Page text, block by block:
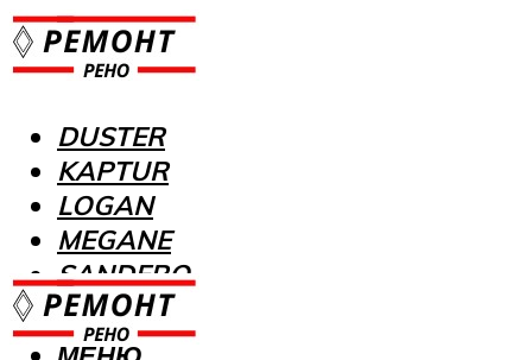
DUSTER
KAPTUR
LOGAN
MEGANE
SANDERO